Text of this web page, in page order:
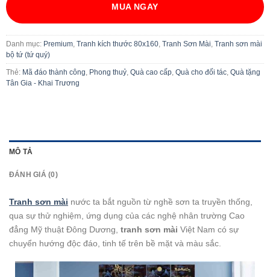
MUA NGAY
Danh mục: Premium Tranh kích thước 80x160 Tranh Sơn Mài Tranh sơn mài
bộ tứ (tứ quý)
Thẻ: Mã đáo thành công Phong thuỷ Quà cao cấp Quà cho đối tác Quà tặng
Tân Gia - Khai Trương
MÔ TẢ
ĐÁNH GIÁ (0)
Tranh sơn mài nước ta bắt nguồn từ nghề sơn ta truyền thống,
qua sự thử nghiệm, ứng dụng của các nghệ nhân trường Cao
đẳng Mỹ thuật Đông Dương, tranh sơn mài Việt Nam có sự
chuyển hướng độc đáo, tinh tế trên bề mặt và màu sắc.